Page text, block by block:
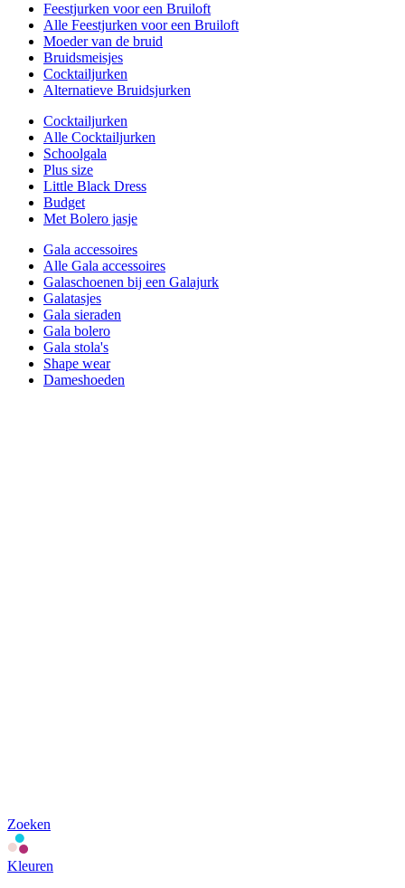
Feestjurken voor een Bruiloft
Alle Feestjurken voor een Bruiloft
Moeder van de bruid
Bruidsmeisjes
Cocktailjurken
Alternatieve Bruidsjurken
Cocktailjurken
Alle Cocktailjurken
Schoolgala
Plus size
Little Black Dress
Budget
Met Bolero jasje
Gala accessoires
Alle Gala accessoires
Galaschoenen bij een Galajurk
Galatasjes
Gala sieraden
Gala bolero
Gala stola's
Shape wear
Dameshoeden
Zoeken
Kleuren